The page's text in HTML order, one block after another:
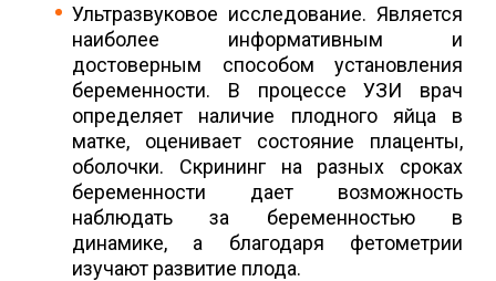
Ультразвуковое исследование. Является
наиболее информативным и
достоверным способом установления
беременности. В процессе УЗИ врач
определяет наличие плодного яйца в
матке, оценивает состояние плаценты,
оболочки. Скрининг на разных сроках
беременности дает возможность
наблюдать за беременностью в
динамике, а благодаря фетометрии
изучают развитие плода.